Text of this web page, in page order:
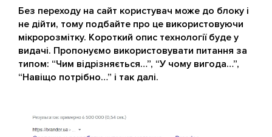
Без переходу на сайт користувач може до блоку і
не дійти, тому подбайте про це використовуючи
мікророзмітку. Короткий опис технології буде у
видачі. Пропонуємо використовувати питання за
типом: “Чим відрізняється…”, “У чому вигода…”,
“Навіщо потрібно…” і так далі.